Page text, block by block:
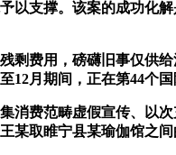
支撑。该案的成功化
费用，磅礴旧事仅供
12月期间，正在第44个
费范畴虚假宣传、以
取睢宁县某瑜伽馆之